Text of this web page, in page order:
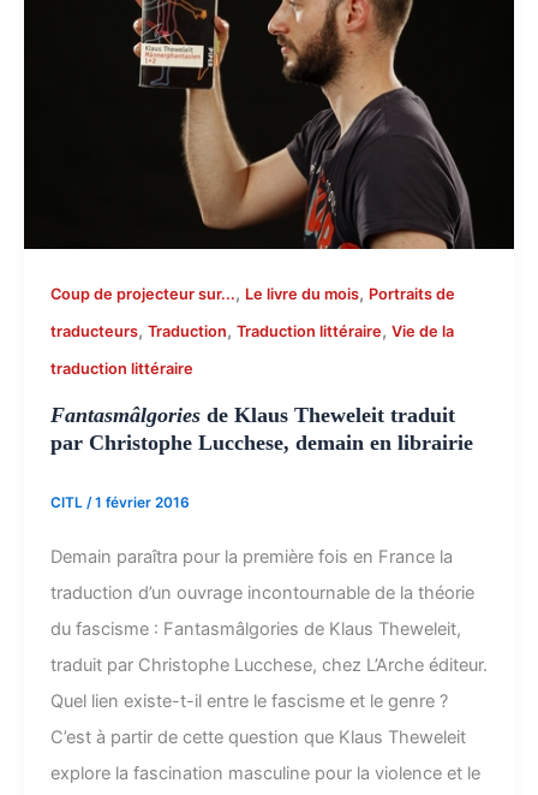
Coup de projecteur sur..., Le livre du mois, Portraits de
traducteurs, Traduction, Traduction littéraire, Vie de la
traduction littéraire
Fantasmâlgoriesde Klaus Theweleit traduit
par Christophe Lucchese, demain en librairie
CITL /1 février 2016
Demain paraîtra pour la première fois en France la
traduction d’un ouvrage incontournable de la théorie
du fascisme : Fantasmâlgories de Klaus Theweleit,
traduit par Christophe Lucchese, chez L’Arche éditeur.
Quel lien existe-t-il entre le fascisme et le genre ?
C’est à partir de cette question que Klaus Theweleit
explore la fascination masculine pour la violence et le